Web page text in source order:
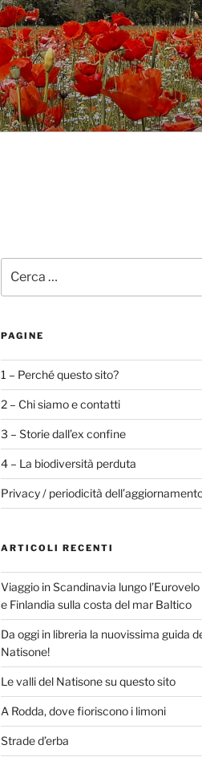
PAGINE
1 – Perché questo sito?
2 – Chi siamo e contatti
3 – Storie dall’ex confine
4 – La biodiversità perduta
Privacy / periodicità
ARTICOLI RECENTI
Viaggio in Scandinavia lungo
e Finlandia sulla costa del mar Baltico
Da oggi in libreria la nuovissima guida
Natisone!
Le valli del Natisone su questo sito
A Rodda, dove fioriscono i limoni
Strade d’erba